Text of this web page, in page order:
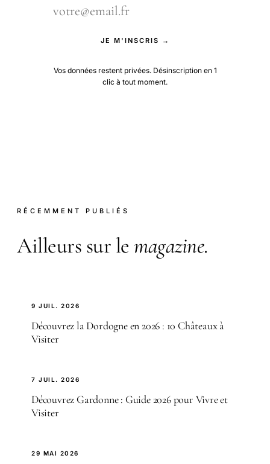
JE M'INSCRIS →
Vos données restent privées. Désinscription en 1
clic à tout moment.
RÉCEMMENT PUBLIÉS
Ailleurs sur le magazine.
9 JUIL. 2026
Découvrez la Dordogne en 2026 : 10 Châteaux à
Visiter
7 JUIL. 2026
Découvrez Gardonne : Guide 2026 pour Vivre et
Visiter
29 MAI 2026